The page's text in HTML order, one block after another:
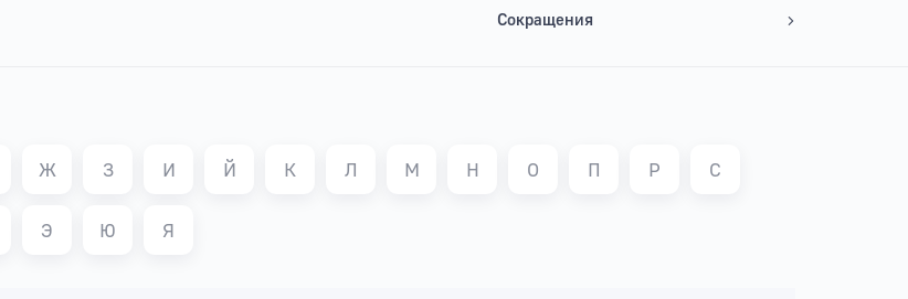
Сокращения
Ж З И Й К Л М Н О П Р С
Э Ю Я